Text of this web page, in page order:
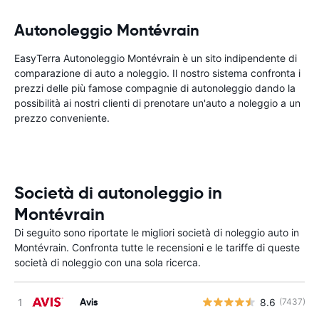
Autonoleggio Montévrain
EasyTerra Autonoleggio Montévrain è un sito indipendente di
comparazione di auto a noleggio. Il nostro sistema confronta i
prezzi delle più famose compagnie di autonoleggio dando la
possibilità ai nostri clienti di prenotare un'auto a noleggio a un
prezzo conveniente.
Società di autonoleggio in
Montévrain
Di seguito sono riportate le migliori società di noleggio auto in
Montévrain. Confronta tutte le recensioni e le tariffe di queste
società di noleggio con una sola ricerca.
Avis 8.6 (7437)